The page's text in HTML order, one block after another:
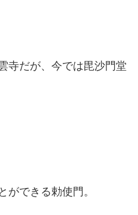
寺だが、今では毘沙門堂
ができる勅使門。